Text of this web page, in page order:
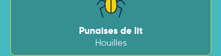
Punaises de lit
Houilles